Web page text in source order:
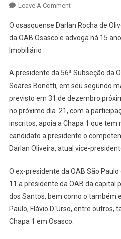
Leave A CommentOn
Rocha
De
O
Candidato
Da
Chapa
1
OAB
O osasquense Darlan Rocha de
da OAB Osasco e advoga há 15
Imobiliário
A presidente da 56ª Subseção da
Soares Bonetti, em seu segundo
previsto em 31 de dezembro
no próximo dia 21, com a
inscritos, apoia a Chapa 1 que tem
candidato a presidente o
Darlan Oliveira, atual vice-
O ex-presidente da OAB São
11 a presidente da OAB da capital
dos Santos, bem como o também
Paulo, Flávio D´Urso, entre
Chapa 1 em Osasco.